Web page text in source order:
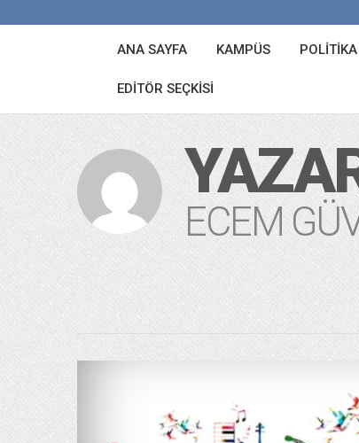
ANA SAYFA KAMPÜS POLITIKA
EDITÖR SEÇKISI
ECEM